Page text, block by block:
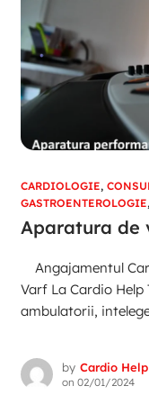
CARDIOLOGIE,
GASTROENTEROLOGIE,
Aparatura de
Angajamentul
Varf La Cardio Help
ambulatorii,
by Cardio
on 02/01/2024